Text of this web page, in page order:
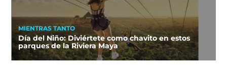
MIENTRAS TANTO
Día del Niño: Diviértete como chavito en estos
parques de la Riviera Maya